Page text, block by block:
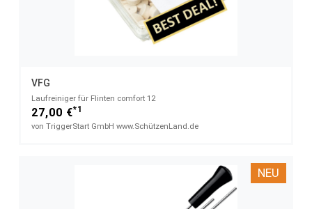
VFG
Laufreiniger für Flinten comfort 12
27,00 €*1
von TriggerStart GmbH www.SchützenLand.de
NEU